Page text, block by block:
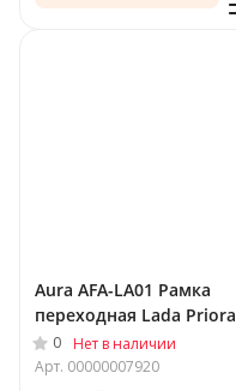
Aura AFA-LA01 Рамка
переходная Lada Priora
0
Нет в наличии
Арт. 00000007920